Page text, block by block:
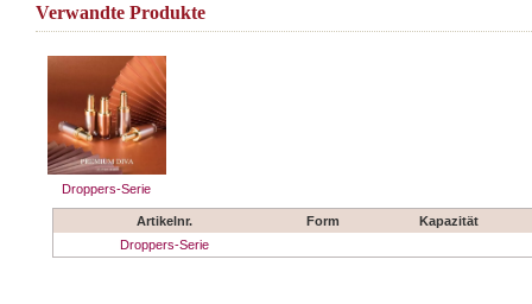
Verwandte Produkte
Droppers-Serie
Artikelnr. Form
Kapazität
Droppers-Serie